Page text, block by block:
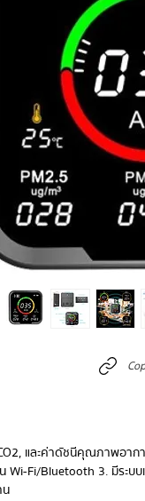
และค่าดัชนีคุณภาพอา
Wi-Fi/Bluetooth 3. มีระ
น